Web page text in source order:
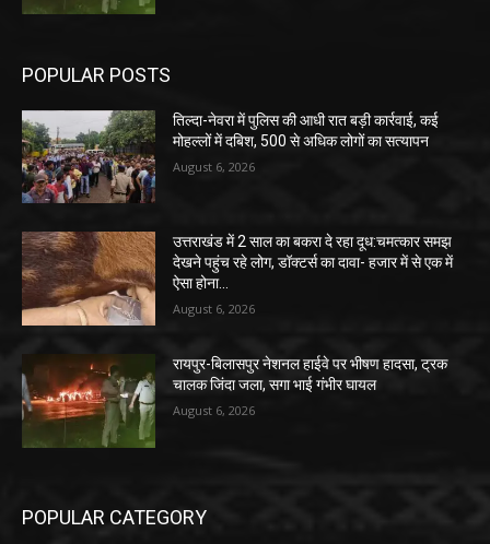
POPULAR POSTS
तिल्दा-नेवरा में पुलिस की आधी रात बड़ी कार्रवाई, कई
मोहल्लों में दबिश, 500 से अधिक लोगों का सत्यापन
August 6, 2026
उत्तराखंड में 2 साल का बकरा दे रहा दूध:चमत्कार समझ
देखने पहुंच रहे लोग, डॉक्टर्स का दावा- हजार में से एक में
ऐसा होना...
August 6, 2026
रायपुर-बिलासपुर नेशनल हाईवे पर भीषण हादसा, ट्रक
चालक जिंदा जला, सगा भाई गंभीर घायल
August 6, 2026
POPULAR CATEGORY